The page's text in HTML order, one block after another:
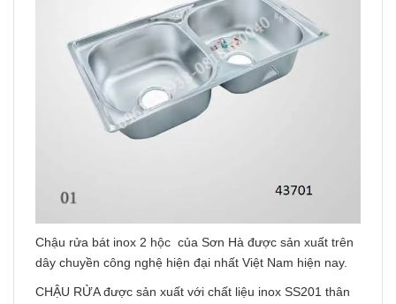
Chậu rửa bát inox 2 hộc của Sơn Hà được sản xuất trên
dây chuyền công nghệ hiện đại nhất Việt Nam hiện nay.
CHẬU RỬA được sản xuất với chất liệu inox SS201 thân